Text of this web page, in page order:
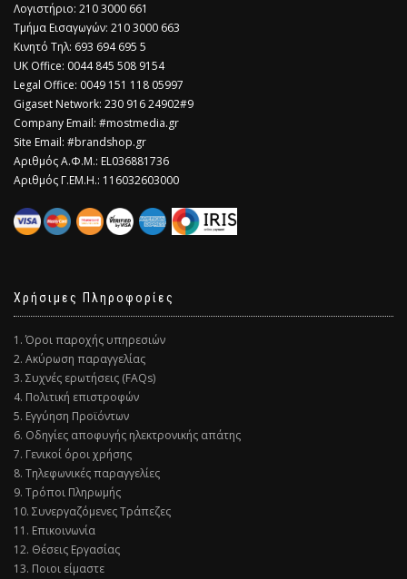
Λογιστήριο: 210 3000 661
Τμήμα Εισαγωγών: 210 3000 663
Κινητό Τηλ: 693 694 695 5
​UK Office: 0044 845 508 9154
Legal Office: 0049 151 118 05997
Gigaset Network: 230 916 24902#9
Company Email: #mostmedia.gr
Site Email: #brandshop.gr
Αριθμός Α.Φ.Μ.: EL036881736
Αριθμός Γ.ΕΜ.Η.: 116032603000
Χρήσιμες Πληροφορίες
1. Όροι παροχής υπηρεσιών
2. Ακύρωση παραγγελίας
3. Συχνές ερωτήσεις (FAQs)
4. Πολιτική επιστροφών
5. Εγγύηση Προϊόντων
6. Οδηγίες αποφυγής ηλεκτρονικής απάτης
7. Γενικοί όροι χρήσης
8. Τηλεφωνικές παραγγελίες
9. Τρόποι Πληρωμής
10. Συνεργαζόμενες Τράπεζες
11. Επικοινωνία
12. Θέσεις Εργασίας
13. Ποιοι είμαστε